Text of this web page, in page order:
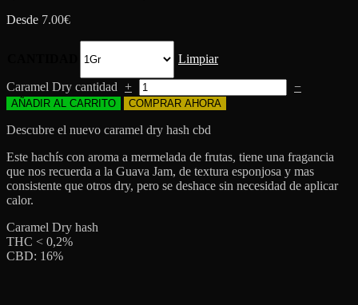
Desde 7.00€
Limpiar
Caramel Dry cantidad + −
AÑADIR AL CARRITO COMPRAR AHORA
Descubre el nuevo caramel dry hash cbd
Este hachís con aroma a mermelada de frutas, tiene una fragancia
que nos recuerda a la Guava Jam, de textura esponjosa y mas
consistente que otros dry, pero se deshace sin necesidad de aplicar
calor.
Caramel Dry hash
THC < 0,2%
CBD: 16%